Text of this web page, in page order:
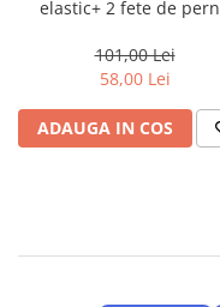
elastic+ 2 fete de perna
101,00 Lei
58,00 Lei
ADAUGA IN COS